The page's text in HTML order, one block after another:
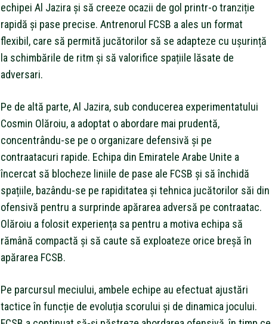
echipei Al Jazira și să creeze ocazii de gol printr-o tranziție
rapidă și pase precise. Antrenorul FCSB a ales un format
flexibil, care să permită jucătorilor să se adapteze cu ușurință
la schimbările de ritm și să valorifice spațiile lăsate de
adversari.
Pe de altă parte, Al Jazira, sub conducerea experimentatului
Cosmin Olăroiu, a adoptat o abordare mai prudentă,
concentrându-se pe o organizare defensivă și pe
contraatacuri rapide. Echipa din Emiratele Arabe Unite a
încercat să blocheze liniile de pase ale FCSB și să închidă
spațiile, bazându-se pe rapiditatea și tehnica jucătorilor săi din
ofensivă pentru a surprinde apărarea adversă pe contraatac.
Olăroiu a folosit experiența sa pentru a motiva echipa să
rămână compactă și să caute să exploateze orice breșă în
apărarea FCSB.
Pe parcursul meciului, ambele echipe au efectuat ajustări
tactice în funcție de evoluția scorului și de dinamica jocului.